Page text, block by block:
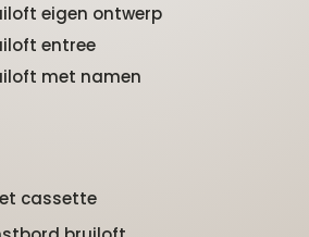
eigen ontwerp
entree
met namen
cassette